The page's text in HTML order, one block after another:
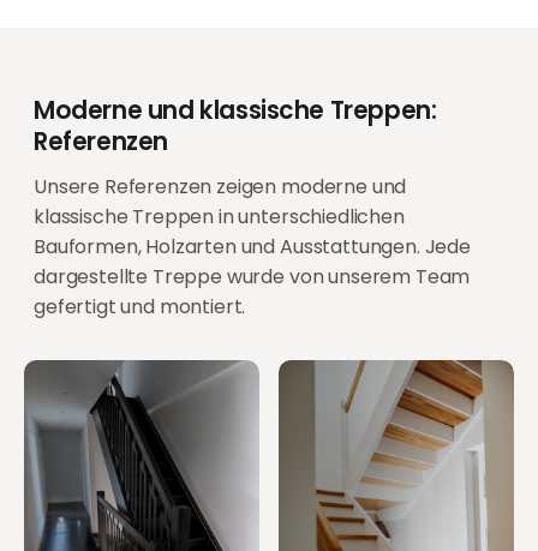
Moderne und klassische Treppen:
Referenzen
Unsere Referenzen zeigen moderne und
klassische Treppen in unterschiedlichen
Bauformen, Holzarten und Ausstattungen. Jede
dargestellte Treppe wurde von unserem Team
gefertigt und montiert.